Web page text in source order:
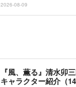
2026-08-09
『風、薫る』清水卯
キャラクター紹介（14